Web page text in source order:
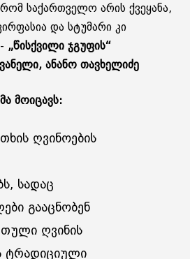
საქართველო არის ქვეყანა,
და სტუმარი კი
„წისქვილი ჯგუფის“
ანანო თავხელიძე
მოიცავს:
ღვინოების
სადაც
გააცნობენ
ღვინის
ტრადიციული